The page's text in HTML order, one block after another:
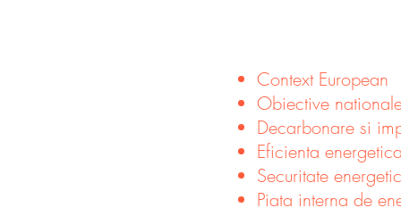
Context European
Obiective
Decarbonare si
Eficienta
Securitate
Piata interna de